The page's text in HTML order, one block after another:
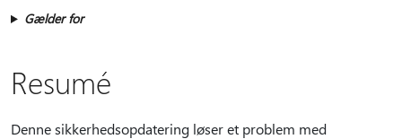
Gælder for
Resumé
Denne sikkerhedsopdatering løser et problem med